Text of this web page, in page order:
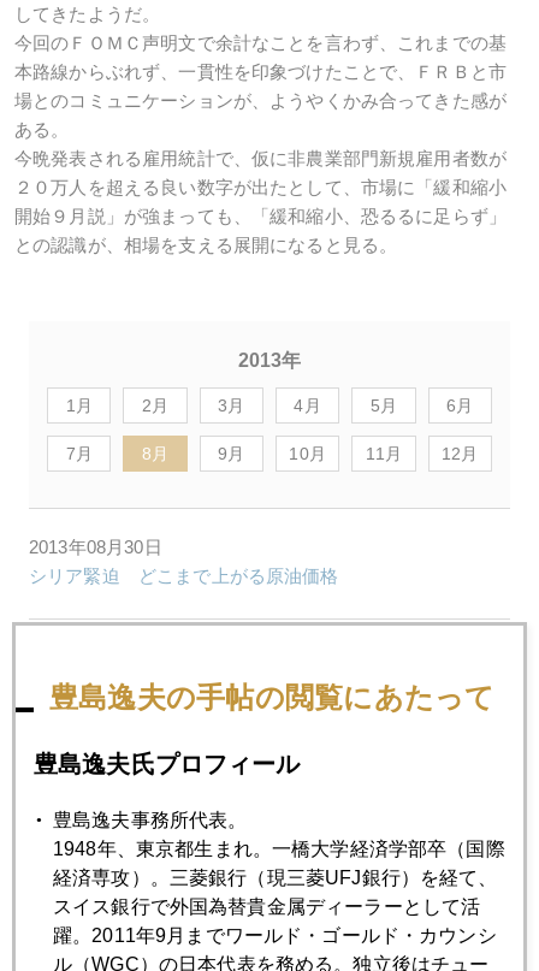
してきたようだ。
今回のＦＯＭＣ声明文で余計なことを言わず、これまでの基
本路線からぶれず、一貫性を印象づけたことで、ＦＲＢと市
場とのコミュニケーションが、ようやくかみ合ってきた感が
ある。
今晩発表される雇用統計で、仮に非農業部門新規雇用者数が
２０万人を超える良い数字が出たとして、市場に「緩和縮小
開始９月説」が強まっても、「緩和縮小、恐るるに足らず」
との認識が、相場を支える展開になると見る。
2013年
1月 2月 3月 4月 5月 6月
7月 8月 9月 10月 11月 12月
2013年08月30日
シリア緊迫 どこまで上がる原油価格
シリア情勢と原油価格
2013年08月28日
2013年08月27日
シリア巡る米露ミニ冷戦 切迫化
豊島逸夫の手帖の閲覧にあたって
豊島逸夫氏プロフィール
豊島逸夫事務所代表。
1948年、東京都生まれ。一橋大学経済学部卒（国際
経済専攻）。三菱銀行（現三菱UFJ銀行）を経て、
スイス銀行で外国為替貴金属ディーラーとして活
躍。2011年9月までワールド・ゴールド・カウンシ
ル（WGC）の日本代表を務める。独立後はチュー